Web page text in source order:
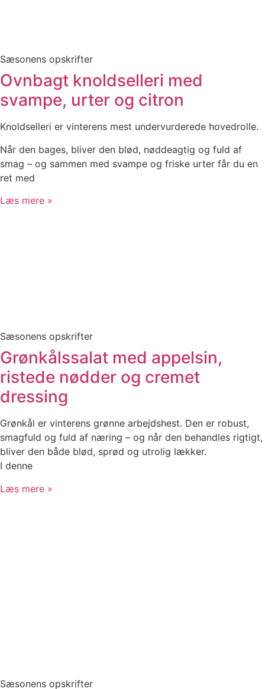
Sæsonens opskrifter
Ovnbagt knoldselleri med
svampe, urter og citron​
Knoldselleri er vinterens mest undervurderede hovedrolle.
Når den bages, bliver den blød, nøddeagtig og fuld af
smag – og sammen med svampe og friske urter får du en
ret med
Læs mere »
Sæsonens opskrifter
Grønkålssalat med appelsin,
ristede nødder og cremet
dressing
Grønkål er vinterens grønne arbejdshest. Den er robust,
smagfuld og fuld af næring – og når den behandles rigtigt,
bliver den både blød, sprød og utrolig lækker.
I denne
Læs mere »
Sæsonens opskrifter